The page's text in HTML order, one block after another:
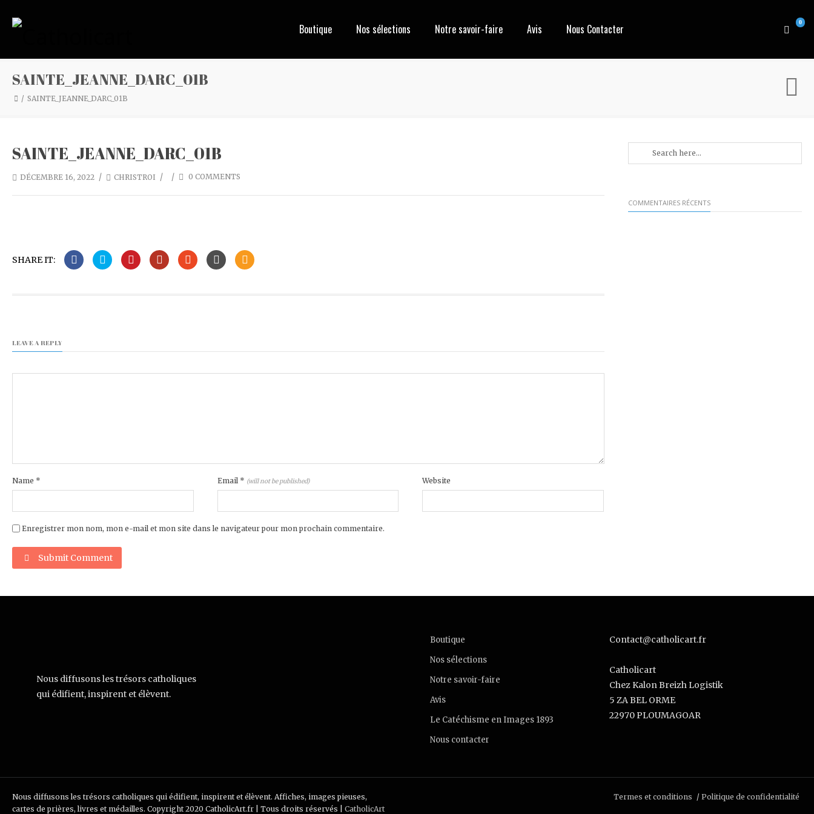
Boutique Nos sélections Notre savoir-faire Avis Nous Contacter 0
SAINTE_JEANNE_DARC_01B
SAINTE_JEANNE_DARC_01B
SAINTE_JEANNE_DARC_01B
DÉCEMBRE 16, 2022 / CHRISTROI / / 0 COMMENTS
SHARE IT:
LEAVE A REPLY
Name * Email * (will not be published) Website
Enregistrer mon nom, mon e-mail et mon site dans le navigateur pour mon prochain commentaire.
Submit Comment
COMMENTAIRES RÉCENTS
Nous diffusons les trésors catholiques
qui édifient, inspirent et élèvent.
Boutique
Nos sélections
Notre savoir-faire
Avis
Le Catéchisme en Images 1893
Nous contacter
Contact@catholicart.fr
Catholicart
Chez Kalon Breizh Logistik
5 ZA BEL ORME
22970 PLOUMAGOAR
Nous diffusons les trésors catholiques qui édifient, inspirent et élèvent. Affiches, images pieuses,
cartes de prières, livres et médailles. Copyright 2020 CatholicArt.fr | Tous droits réservés | CatholicArt
Termes et conditions Politique de confidentialité